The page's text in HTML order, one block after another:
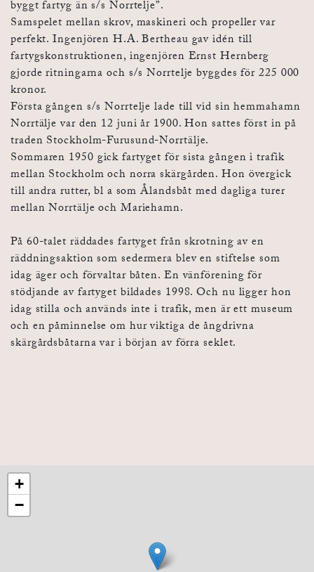
byggt fartyg än s/s Norrtelje”.
Samspelet mellan skrov, maskineri och propeller var
perfekt. Ingenjören H.A. Bertheau gav idén till
fartygskonstruktionen, ingenjören Ernst Hernberg
gjorde ritningarna och s/s Norrtelje byggdes för 225 000
kronor.
Första gången s/s Norrtelje lade till vid sin hemmahamn
Norrtälje var den 12 juni år 1900. Hon sattes först in på
traden Stockholm-Furusund-Norrtälje.
Sommaren 1950 gick fartyget för sista gången i trafik
mellan Stockholm och norra skärgården. Hon övergick
till andra rutter, bl a som Ålandsbåt med dagliga turer
mellan Norrtälje och Mariehamn.
På 60-talet räddades fartyget från skrotning av en
räddningsaktion som sedermera blev en stiftelse som
idag äger och förvaltar båten. En vänförening för
stödjande av fartyget bildades 1998. Och nu ligger hon
idag stilla och används inte i trafik, men är ett museum
och en påminnelse om hur viktiga de ångdrivna
skärgårdsbåtarna var i början av förra seklet.
+
−